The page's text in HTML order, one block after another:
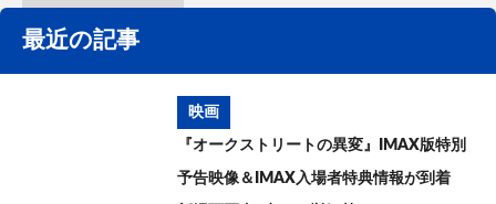
最近の記事
映画
『オークストリートの異変』IMAX版特別
予告映像＆IMAX入場者特典情報が到着